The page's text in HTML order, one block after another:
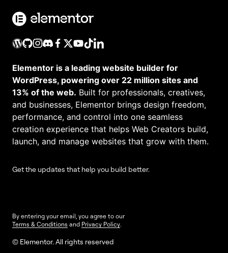
Elementor is a leading website builder for
WordPress, powering over 22 million sites and
13% of the web. Built for professionals, creatives,
and businesses, Elementor brings design freedom,
performance, and control into one seamless
creation experience that helps Web Creators build,
launch, and manage websites that grow with them.
Get the updates that help you build better.
By entering your email, you agree to our
Terms & Conditions and Privacy Policy
© Elementor. All rights reserved